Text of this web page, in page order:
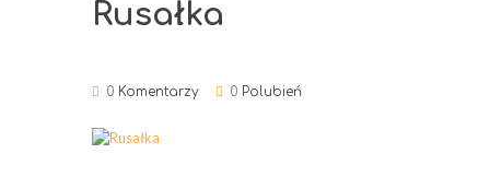
Rusałka
0 Komentarzy 0 Polubień